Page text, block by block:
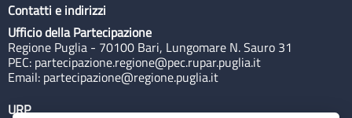
Contatti e indirizzi
Ufficio della Partecipazione
Regione Puglia - 70100 Bari, Lungomare N. Sauro 31
PEC: partecipazione.regione@pec.rupar.puglia.it
Email: partecipazione@regione.puglia.it
URP